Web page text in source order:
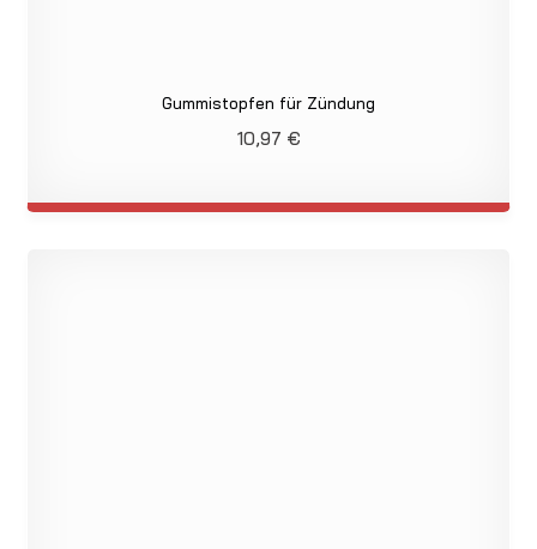
Gummistopfen für Zündung
10,97 €